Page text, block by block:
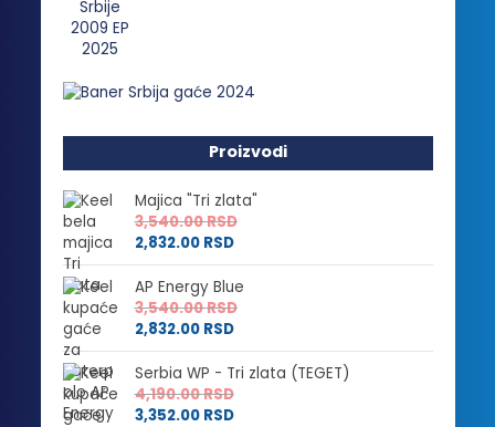
Proizvodi
Majica "Tri zlata"
3,540.00RSD
2,832.00 RSD
AP Energy Blue
3,540.00RSD
2,832.00 RSD
Serbia WP - Tri zlata (TEGET)
4,190.00RSD
3,352.00 RSD